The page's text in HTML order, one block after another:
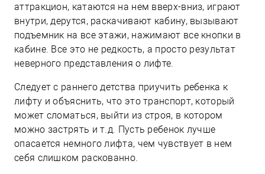
аттракцион, катаются на нем вверх-вниз, играют
внутри, дерутся, раскачивают кабину, вызывают
подъемник на все этажи, нажимают все кнопки в
кабине. Все это не редкость, а просто результат
неверного представления о лифте.
Следует с раннего детства приучить ребенка к
лифту и объяснить, что это транспорт, который
может сломаться, выйти из строя, в котором
можно застрять и т.д. Пусть ребенок лучше
опасается немного лифта, чем чувствует в нем
себя слишком раскованно.